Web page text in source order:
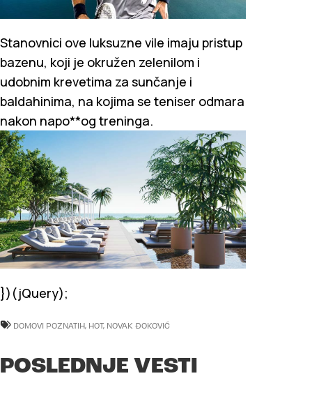
Stanovnici ove luksuzne vile imaju pristup
bazenu, koji je okružen zelenilom i
udobnim krevetima za sunčanje i
baldahinima, na kojima se teniser odmara
nakon napo**og treninga.
})(jQuery);
DOMOVI POZNATIH, HOT, NOVAK ĐOKOVIĆ
POSLEDNJE VESTI